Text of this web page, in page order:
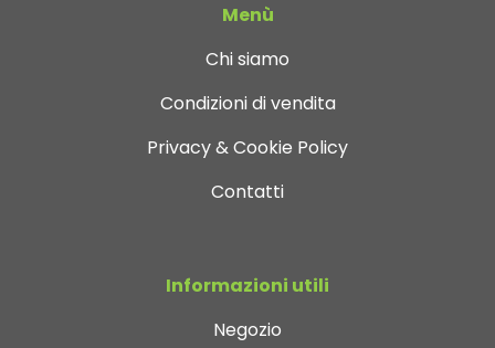
Menù
Chi siamo
Condizioni di vendita
Privacy & Cookie Policy
Contatti
Informazioni utili
Negozio